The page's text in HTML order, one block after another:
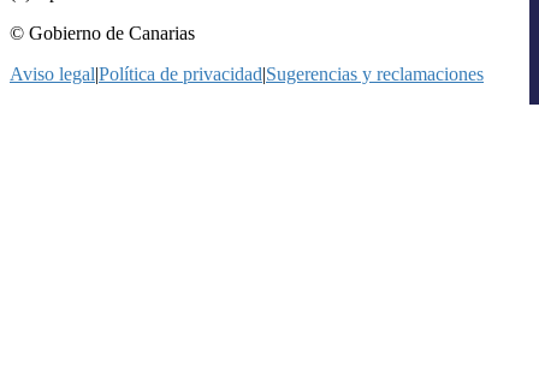
© Gobierno de Canarias
Aviso legal|Política de privacidad|Sugerencias y reclamaciones